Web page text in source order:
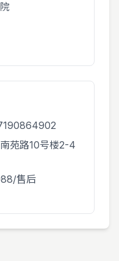
苑路10号楼2-4
售后